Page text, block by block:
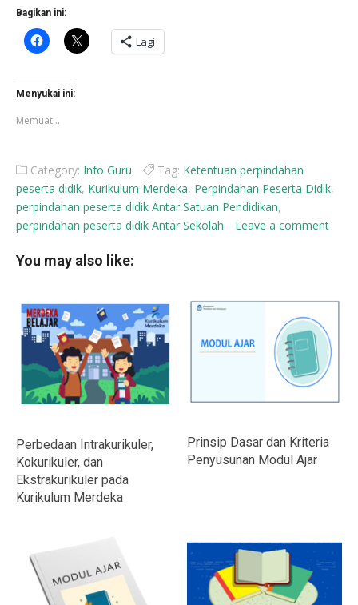
Bagikan ini:
Klik
untuk
Facebook(Membuka
di
jendela
baru)
Klik
untuk
berbagi
Lagi
Menyukai ini:
Memuat...
Category: Info Guru Tag: Ketentuan perpindahan
peserta didik, Kurikulum Merdeka, Perpindahan Peserta Didik,
perpindahan peserta didik Antar Satuan Pendidikan,
perpindahan peserta didik Antar Sekolah
Leave a comment
You may also like:
Perbedaan Intrakurikuler,
Kokurikuler, dan
Ekstrakurikuler pada
Kurikulum Merdeka
Prinsip Dasar dan Kriteria
Penyusunan Modul Ajar